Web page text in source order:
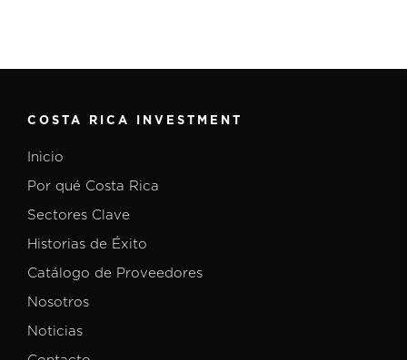
COSTA RICA INVESTMENT
Inicio
Por qué Costa Rica
Sectores Clave
Historias de Éxito
Catálogo de Proveedores
Nosotros
Noticias